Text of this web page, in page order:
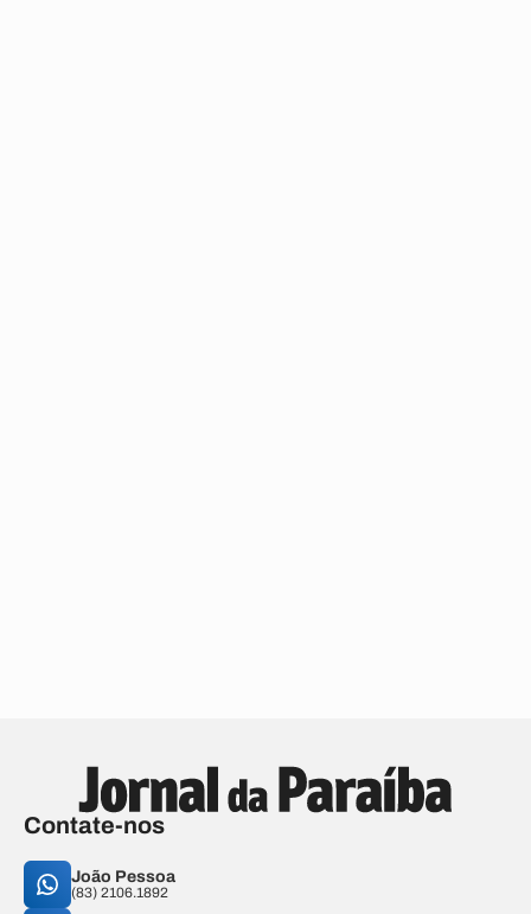
Contate-nos
João Pessoa
(83) 2106.1892